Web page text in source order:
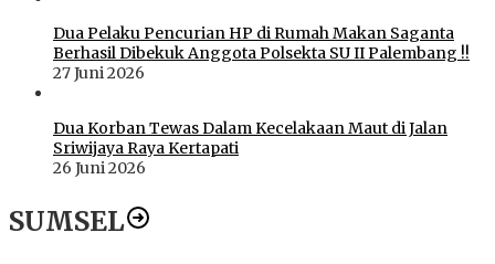
Dua Pelaku Pencurian HP di Rumah Makan Saganta
Berhasil Dibekuk Anggota Polsekta SU II Palembang !!
27 Juni 2026
Dua Korban Tewas Dalam Kecelakaan Maut di Jalan
Sriwijaya Raya Kertapati
26 Juni 2026
SUMSEL